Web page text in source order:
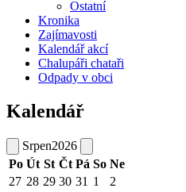
Ostatní
Kronika
Zajímavosti
Kalendář akcí
Chalupáři chataři
Odpady v obci
Kalendář
Srpen2026
Po Út St Čt Pá So Ne
27 28 29 30 31 1
2